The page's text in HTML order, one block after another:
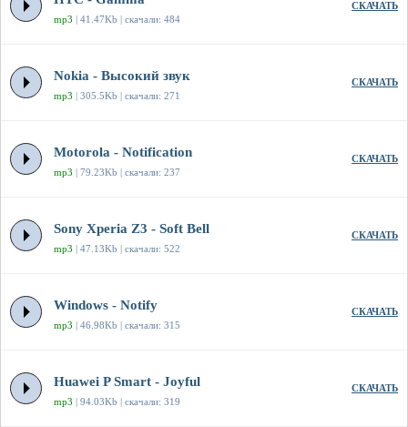
mp3 | 41.47Kb | скачали: 484
СКАЧАТЬ
Nokia - Высокий звук
mp3 | 305.5Kb | скачали: 271
СКАЧАТЬ
Motorola - Notification
mp3 | 79.23Kb | скачали: 237
СКАЧАТЬ
Sony Xperia Z3 - Soft Bell
mp3 | 47.13Kb | скачали: 522
СКАЧАТЬ
Windows - Notify
mp3 | 46.98Kb | скачали: 315
СКАЧАТЬ
Huawei P Smart - Joyful
mp3 | 94.03Kb | скачали: 319
СКАЧАТЬ